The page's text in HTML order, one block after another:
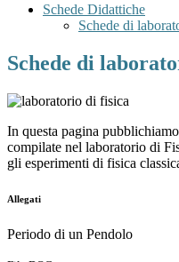
Schede Didattiche
Schede di
Schede di
In questa pagina
compilate nel laboratorio di
gli esperimenti di fisica
Allegati
Periodo di un Pendolo